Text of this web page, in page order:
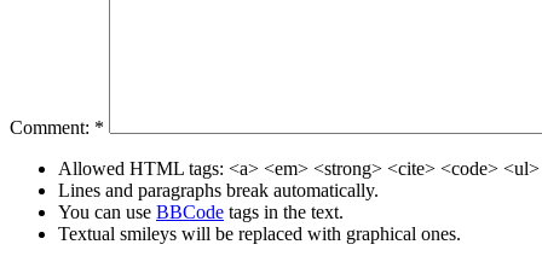
Comment: *
Allowed HTML tags: <a> <em> <strong> <cite> <code>
Lines and paragraphs break automatically.
You can use BBCode tags in the text.
Textual smileys will be replaced with graphical ones.